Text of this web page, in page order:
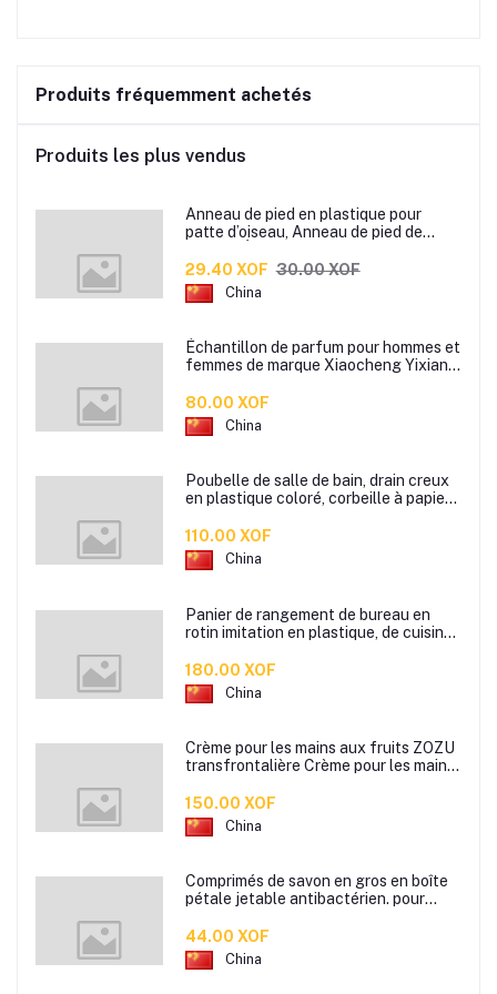
Produits fréquemment achetés
Produits les plus vendus
Anneau de pied en plastique pour
patte d’oiseau, Anneau de pied de
pour oiseaux
29.40 XOF 30.00 XOF
China
Échantillon de parfum pour hommes et
femmes de marque Xiaocheng Yixiang
80.00 XOF
China
Poubelle de salle de bain, drain creux
en plastique coloré, corbeille à papier
110.00 XOF
China
Panier de rangement de bureau en
rotin imitation en plastique, de cuisine
de rangement de salle de bain
180.00 XOF
China
Crème pour les mains aux fruits ZOZU
transfrontalière Crème pour les mains
80g
150.00 XOF
China
Comprimés de savon en gros en boîte
pétale jetable antibactérien. pour
des mini comprimés de lavage des
mains en papier savon
44.00 XOF
China